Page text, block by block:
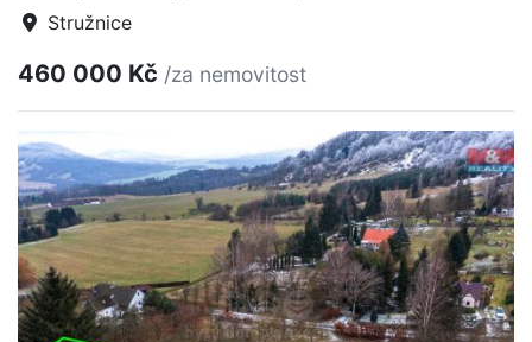
Stružnice
460 000 Kč /za nemovitost